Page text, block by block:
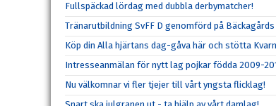
Fullspäckad lördag med dubbla derbymatcher!
Tränarutbildning SvFF D genomförd på Bäckagårds
Köp din Alla hjärtans dag-gåva här och stötta
Intresseanmälan för nytt lag pojkar födda 2009-
Nu välkomnar vi fler tjejer till vårt yngsta flicklag!